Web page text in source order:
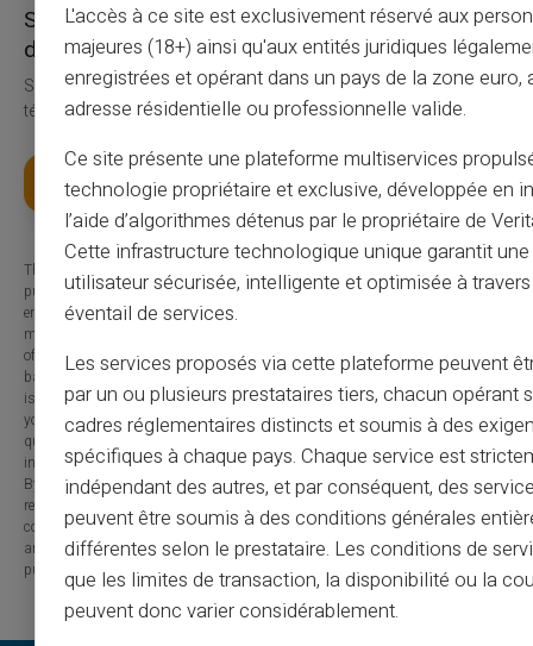
Service et Assistance par
de vrais humains, pas des robots
Service Client en français à votre écoute par ticket 24h/24, par
téléphone du lundi au samedi de 9h à 18h30
Obtenir Ma Carte
The information provided on this blog is presented for informational
purposes only and has no contractual or legal value. Although we strive to
ensure the accuracy, completeness and updating of the published content, it
may contain errors, omissions or inaccuracies. Carte Veritas and the authors
of the articles cannot be held responsible for decisions or actions taken
based on the information contained in this blog. Any use of this information
is made at your own risk and under your sole responsibility. We encourage
you to consult a qualified professional or an expert for any important
question or decision relating to the subjects discussed. In addition, the
information presented on this site may be modified or updated without notice.
By visiting this blog, you agree that Carte Veritas and its partners are
released from any liability concerning losses, direct or indirect damages, or
consequences arising from the use of the contents of this site, whether they
are linked to errors, omissions or the interpretation of the information
published.
L'accès à ce site est exclusivement réservé aux
majeures (18+) ainsi qu'aux entités juridiques
enregistrées et opérant dans un pays de la zone euro,
adresse résidentielle ou professionnelle valide.
Ce site présente une plateforme multiservices
technologie propriétaire et exclusive, développée en
l’aide d’algorithmes détenus par le propriétaire de
Cette infrastructure technologique unique garantit
utilisateur sécurisée, intelligente et optimisée à
éventail de services.
Les services proposés via cette plateforme peuvent
par un ou plusieurs prestataires tiers, chacun opérant
cadres réglementaires distincts et soumis à des
spécifiques à chaque pays. Chaque service est
indépendant des autres, et par conséquent, des
peuvent être soumis à des conditions générales
différentes selon le prestataire. Les conditions de
que les limites de transaction, la disponibilité ou la
peuvent donc varier considérablement.